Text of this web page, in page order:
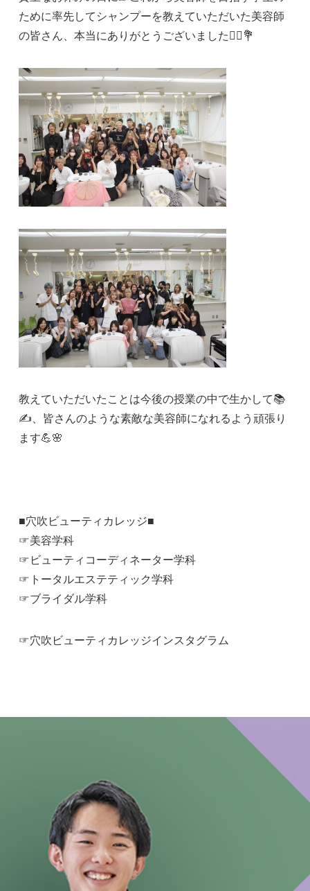
ために率先してシャンプーを教えていただいた美容師
の皆さん、本当にありがとうございました🙇‍♀️💐
教えていただいたことは今後の授業の中で生かして📚
✍️、皆さんのような素敵な美容師になれるよう頑張り
ます💪🌸
■穴吹ビューティカレッジ■
☞美容学科
☞ビューティコーディネーター学科
☞トータルエステティック学科
☞ブライダル学科
☞穴吹ビューティカレッジインスタグラム